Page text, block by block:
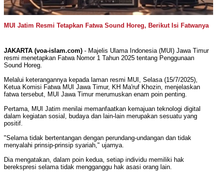
MUI Jatim Resmi Tetapkan Fatwa Sound Horeg, Berikut Isi Fatwanya
JAKARTA (voa-islam.com) - Majelis Ulama Indonesia (MUI) Jawa Timur
resmi menetapkan Fatwa Nomor 1 Tahun 2025 tentang Penggunaan
Sound Horeg.
Melalui keterangannya kepada laman resmi MUI, Selasa (15/7/2025),
Ketua Komisi Fatwa MUI Jawa Timur, KH Ma'ruf Khozin, menjelaskan
fatwa tersebut, MUI Jawa Timur merumuskan enam poin penting.
Pertama, MUI Jatim menilai memanfaatkan kemajuan teknologi digital
dalam kegiatan sosial, budaya dan lain-lain merupakan sesuatu yang
positif.
"Selama tidak bertentangan dengan perundang-undangan dan tidak
menyalahi prinsip-prinsip syariah," ujarnya.
Dia mengatakan, dalam poin kedua, setiap individu memiliki hak
berekspresi selama tidak mengganggu hak asasi orang lain.